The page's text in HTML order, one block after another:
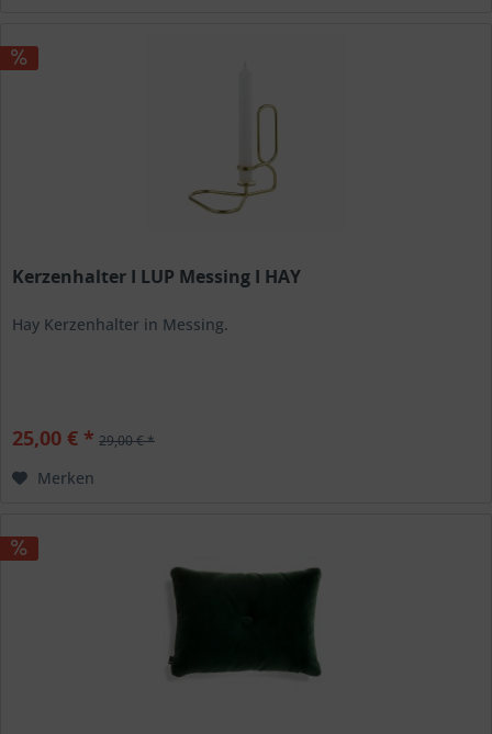
Kerzenhalter I LUP Messing I HAY
Hay Kerzenhalter in Messing.
25,00 € * 29,00 € *
Merken